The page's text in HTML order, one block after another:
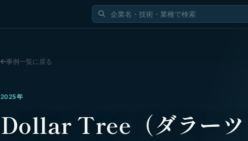
事例一覧に戻る
2025年
Dollar Tree（ダラーツ